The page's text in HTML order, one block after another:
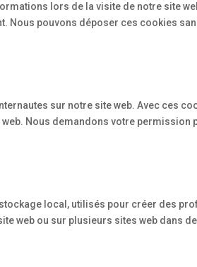
lors de la visite de notre site
Nous pouvons déposer ces cookies
sur notre site web. Avec ces
Nous demandons votre permission
local, utilisés pour créer des
web ou sur plusieurs sites web dans